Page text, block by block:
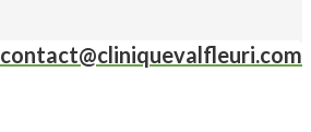
contact@cliniquevalfleuri.com